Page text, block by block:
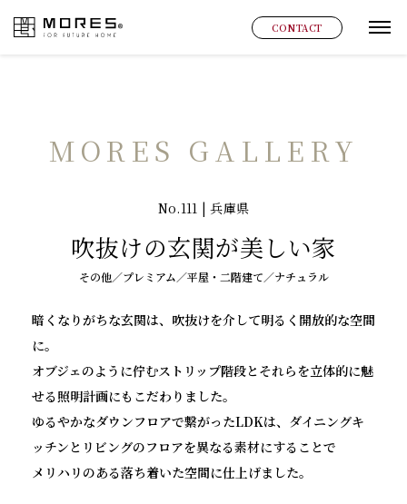
MORES CONTACT グ
MORES GALLERY
No.111 | 兵庫県
吹抜けの玄関が美しい家
その他／プレミアム／平屋・二階建て／ナチュラル
暗くなりがちな玄関は、吹抜けを介して明るく開放的な空間
に。
オブジェのように佇むストリップ階段とそれらを立体的に魅
せる照明計画にもこだわりました。
ゆるやかなダウンフロアで繋がったLDKは、ダイニングキ
ッチンとリビングのフロアを異なる素材にすることで
メリハリのある落ち着いた空間に仕上げました。